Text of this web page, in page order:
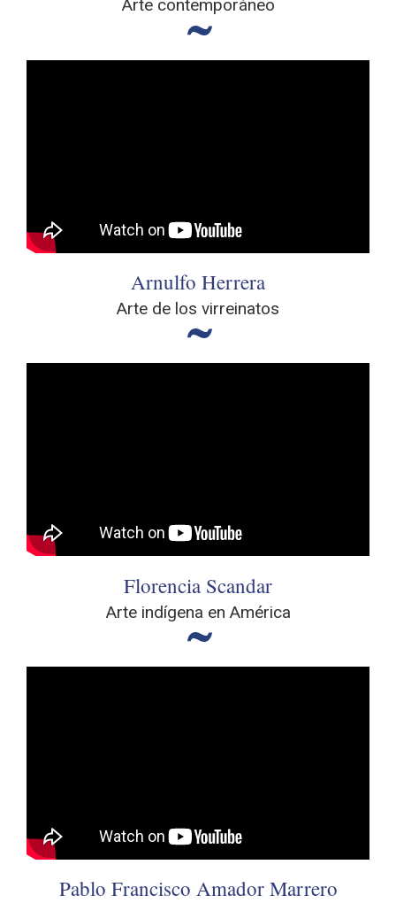
Arte contemporáneo
Arnulfo Herrera
Arte de los virreinatos
Florencia Scandar
Arte indígena en América
Pablo Francisco Amador Marrero